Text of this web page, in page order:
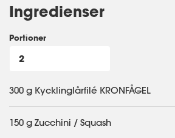
Ingredienser
Portioner
300 g Kycklinglårfilé KRONFÅGEL
150 g Zucchini / Squash